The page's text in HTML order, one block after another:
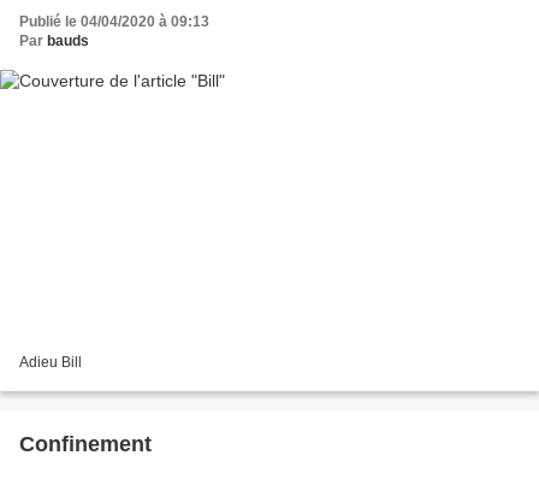
Publié le 04/04/2020 à 09:13
Par bauds
Adieu Bill
Confinement